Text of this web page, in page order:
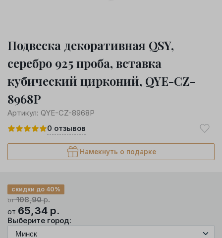
Подвеска декоративная QSY,
серебро 925 проба, вставка
кубический цирконий, QYE-CZ-
8968P
Артикул: QYE-CZ-8968P
0 отзывов
Намекнуть о подарке
от108,90р.
скидки до 40%
от 65,34 р.
Выберите город: